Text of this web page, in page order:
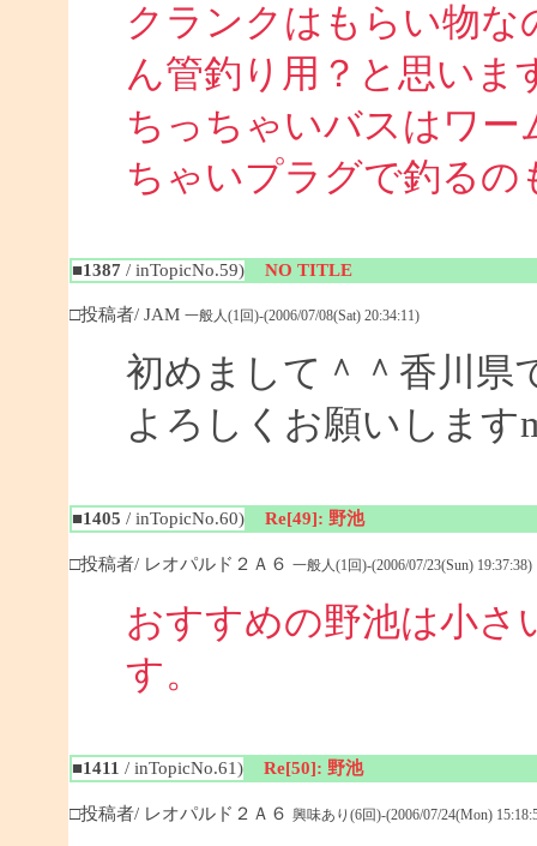
クランクはもらい物
ん管釣り用？と思いま
ちっちゃいバスはワ
ちゃいプラグで釣るの
■1387 / inTopicNo.59) NO TITLE
□投稿者/ JAM 一般人(1回)-(2006/07/08(Sat) 20:34:11)
初めまして＾＾香川県
よろしくお願いします
■1405 / inTopicNo.60) Re[49]: 野池
□投稿者/ レオパルド２Ａ６ 一般人(1回)-(2006/07/23(Sun) 19:37:38)
おすすめの野池は小さ
■1411 / inTopicNo.61) Re[50]: 野池
□投稿者/ レオパルド２Ａ６ 興味あり(6回)-(2006/07/24(Mon)